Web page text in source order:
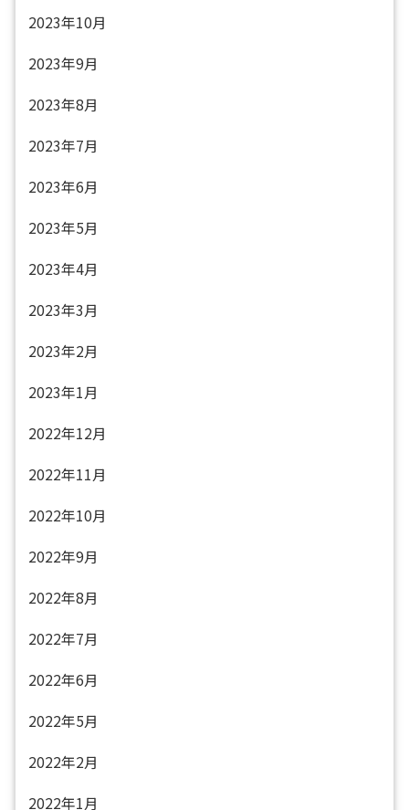
2023年10月
2023年9月
2023年8月
2023年7月
2023年6月
2023年5月
2023年4月
2023年3月
2023年2月
2023年1月
2022年12月
2022年11月
2022年10月
2022年9月
2022年8月
2022年7月
2022年6月
2022年5月
2022年2月
2022年1月